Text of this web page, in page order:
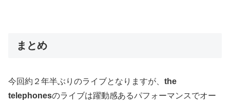
まとめ
今回約２年半ぶりのライブとなりますが、 the
telephonesのライブは躍動感あるパフォーマンスでオー